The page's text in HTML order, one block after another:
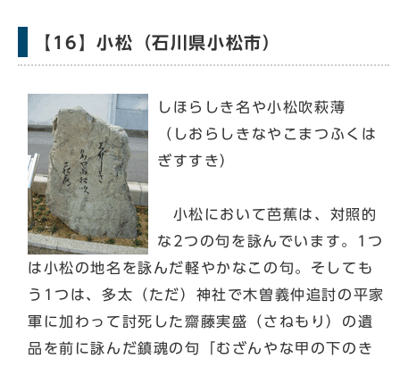
【16】小松（石川県小松市）
しほらしき名や小松吹萩薄
（しおらしきなやこまつふくは
ぎすすき）
小松において芭蕉は、対照的
な2つの句を詠んでいます。1つ
は小松の地名を詠んだ軽やかなこの句。そしても
う1つは、多太（ただ）神社で木曽義仲追討の平家
軍に加わって討死した齋藤実盛（さねもり）の遺
品を前に詠んだ鎮魂の句「むざんやな甲の下のき